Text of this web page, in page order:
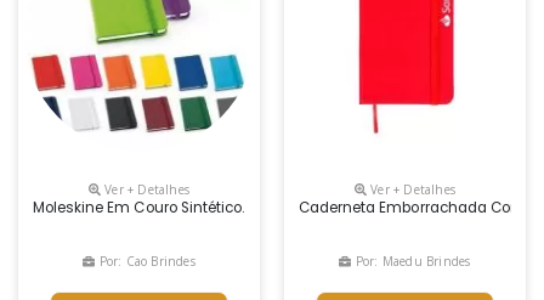
Ver + Detalhes
Moleskine Em Couro Sintético. Com 80 Folhas Não Pautadas. 90 X 140
Por: Cao Brindes
Ver + Detalhes
Caderneta Emborrachada Com
Por: Maedu Brindes